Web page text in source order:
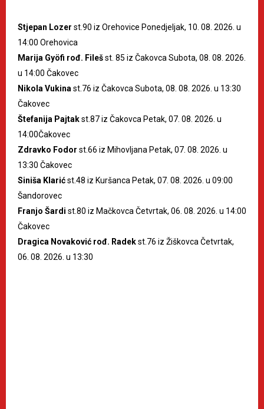
Stjepan Lozer st.90 iz Orehovice Ponedjeljak, 10. 08. 2026. u
14:00 Orehovica
Marija Gyöfi rođ. Filešst. 85 iz Čakovca Subota, 08. 08. 2026.
u 14:00 Čakovec
Nikola Vukina st.76 iz Čakovca Subota, 08. 08. 2026. u 13:30
Čakovec
Štefanija Pajtakst.87 iz Čakovca Petak, 07. 08. 2026. u
14:00Čakovec
Zdravko Fodor st.66 iz Mihovljana Petak, 07. 08. 2026. u
13:30 Čakovec
Siniša Klarićst.48 iz Kuršanca Petak, 07. 08. 2026. u 09:00
Šandorovec
Franjo Šardi st.80 iz Mačkovca Četvrtak, 06. 08. 2026. u 14:00
Čakovec
Dragica Novaković rođ. Radekst.76 iz Žiškovca Četvrtak,
06. 08. 2026. u 13:30